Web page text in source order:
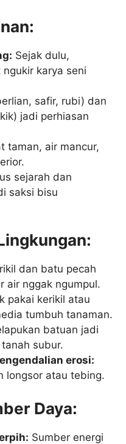
Sejak dulu,
karya seni
safir, rubi) dan
jadi perhiasan
taman, air mancur,
sejarah dan
saksi bisu
dan batu pecah
air nggak ngumpul.
pakai kerikil atau
tumbuh tanaman.
batuan jadi
subur.
erosi:
longsor atau tebing.
Daya:
Sumber energi